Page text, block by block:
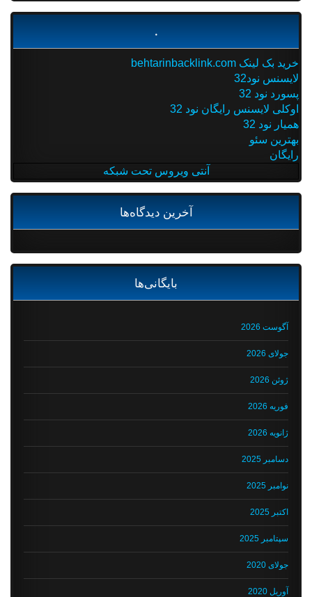
خرید بک لینک behtarinbacklink.com
لایسنس نود32
پسورد نود 32
اوکلی لایسنس رایگان نود 32
همیار نود 32
بهترین سئو
رایگان
آنتی ویروس تحت شبکه
آخرین دیدگاه‌ها
بایگانی‌ها
آگوست 2026
جولای 2026
ژوئن 2026
فوریه 2026
ژانویه 2026
دسامبر 2025
نوامبر 2025
اکتبر 2025
سپتامبر 2025
جولای 2020
آوریل 2020